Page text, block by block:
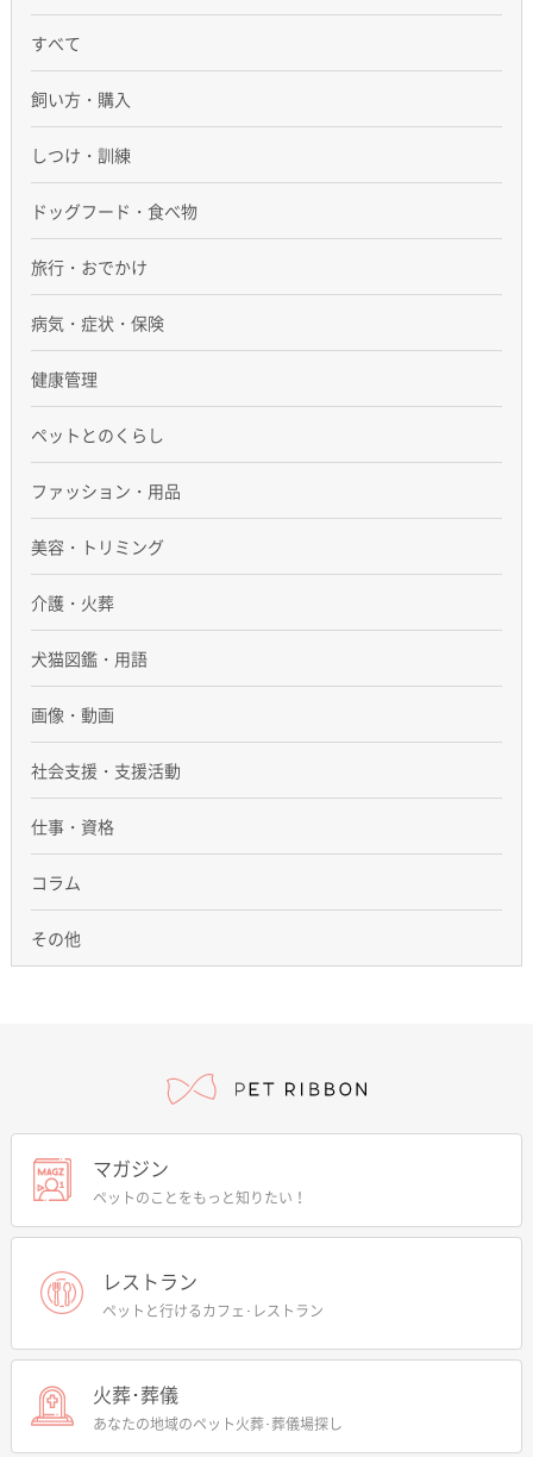
すべて
飼い方・購入
しつけ・訓練
ドッグフード・食べ物
旅行・おでかけ
病気・症状・保険
健康管理
ペットとのくらし
ファッション・用品
美容・トリミング
介護・火葬
犬猫図鑑・用語
画像・動画
社会支援・支援活動
仕事・資格
コラム
その他
マガジン
ペットのことをもっと知りたい！
レストラン
ペットと行けるカフェ･レストラン
火葬･葬儀
あなたの地域のペット火葬･葬儀場探し